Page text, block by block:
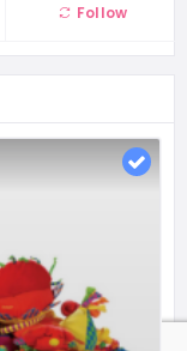
Follow